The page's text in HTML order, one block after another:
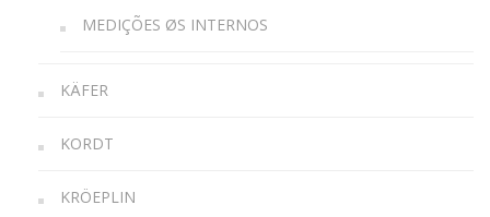
MEDIÇÕES ØS INTERNOS
KÄFER
KORDT
KRÖEPLIN